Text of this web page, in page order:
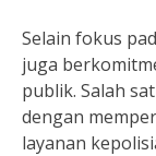
Selain fokus
juga
publik. Salah
dengan
layanan